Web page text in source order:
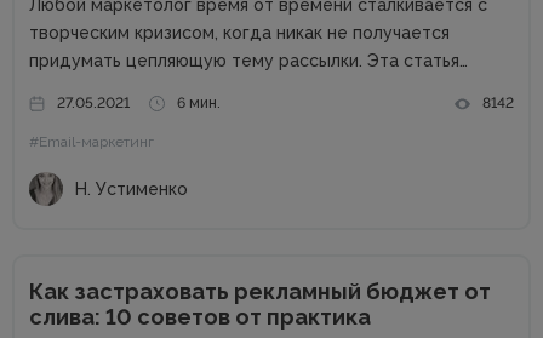
Любой маркетолог время от времени сталкивается с
творческим кризисом, когда никак не получается
придумать цепляющую тему рассылки. Эта статья
темы ведущие бренды Рунета используют сегодня, а
также получите общие советы по...
27.05.2021 6 мин. 8142
#Email-маркетинг
Н. Устименко
Как застраховать рекламный бюджет от
слива: 10 советов от практика